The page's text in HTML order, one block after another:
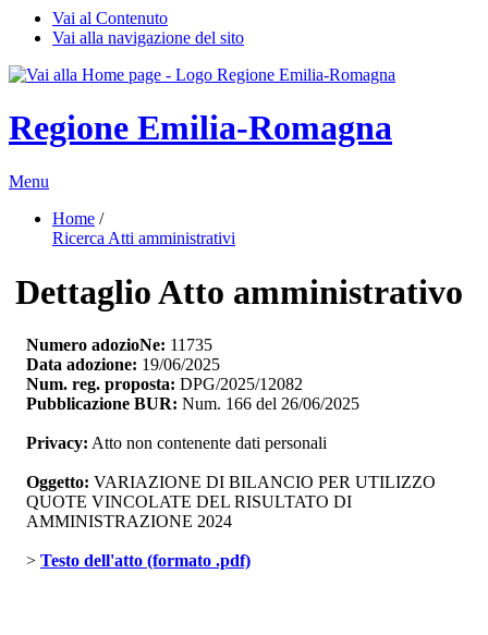
Vai al Contenuto
Vai alla navigazione del sito
Regione Emilia-Romagna
Menu
Home /
Ricerca Atti amministrativi
Dettaglio Atto amministrativo
Numero adozioNe: 11735
Data adozione: 19/06/2025
Num. reg. proposta: DPG/2025/12082
Pubblicazione BUR: Num. 166 del 26/06/2025
Privacy: Atto non contenente dati personali
Oggetto: VARIAZIONE DI BILANCIO PER UTILIZZO
QUOTE VINCOLATE DEL RISULTATO DI
AMMINISTRAZIONE 2024
> Testo dell'atto (formato .pdf)